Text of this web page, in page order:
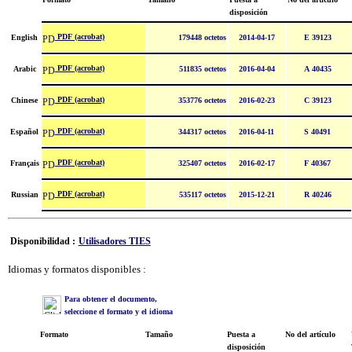
disposición
English PDF (acrobat) 179448 octetos 2014-04-17 E 39123
Arabic PDF (acrobat) 511835 octetos 2016-04-04 A 40435
Chinese PDF (acrobat) 353776 octetos 2016-02-23 C 39123
Español PDF (acrobat) 344317 octetos 2016-04-11 S 40491
Français PDF (acrobat) 325407 octetos 2016-02-17 F 40367
Russian PDF (acrobat) 535117 octetos 2015-12-21 R 40246
Disponibilidad : Utilisadores TIES
Idiomas y formatos disponibles :
Para obtener el documento,
seleccione el formato y el idioma
Formato Tamaño
Puesta a
disposición
No del artículo